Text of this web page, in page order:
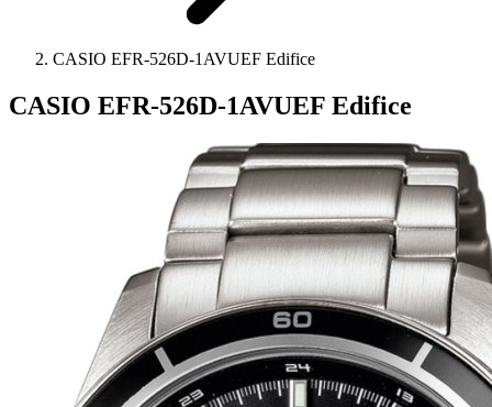
CASIO EFR-526D-1AVUEF Edifice
CASIO EFR-526D-1AVUEF Edifice